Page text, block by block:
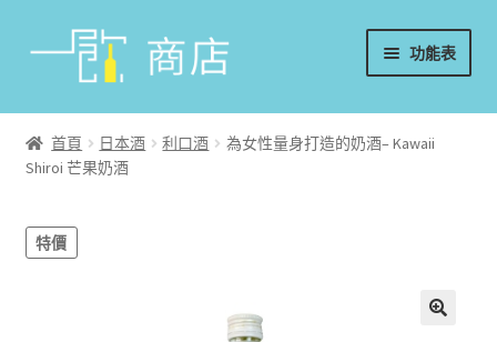
功能表
首頁
葡萄酒
香檳/氣泡酒
首頁 日本酒 利口酒
為女性量身打造的奶酒– Kawaii
Shiroi 芒果奶酒
特價